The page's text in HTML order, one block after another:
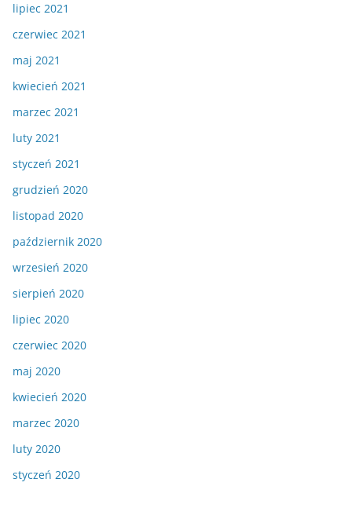
lipiec 2021
czerwiec 2021
maj 2021
kwiecień 2021
marzec 2021
luty 2021
styczeń 2021
grudzień 2020
listopad 2020
październik 2020
wrzesień 2020
sierpień 2020
lipiec 2020
czerwiec 2020
maj 2020
kwiecień 2020
marzec 2020
luty 2020
styczeń 2020